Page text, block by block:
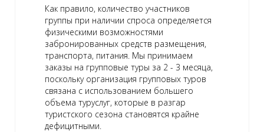
Как правило, количество участников
группы при наличии спроса определяется
физическими возможностями
забронированных средств размещения,
транспорта, питания. Мы принимаем
заказы на групповые туры за 2 - 3 месяца,
поскольку организация групповых туров
связана с использованием большего
объема туруслуг, которые в разгар
туристского сезона становятся крайне
дефицитными.